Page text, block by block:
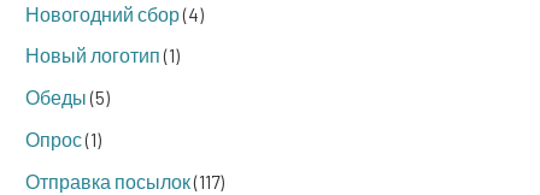
Новогодний сбор(4)
Новый логотип(1)
Обеды(5)
Опрос(1)
Отправка посылок(117)